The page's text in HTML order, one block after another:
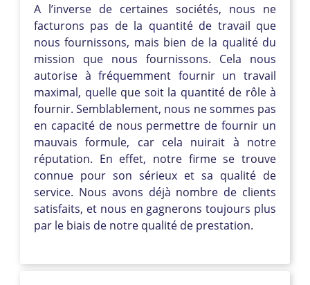
A l’inverse de certaines sociétés, nous ne
facturons pas de la quantité de travail que
nous fournissons, mais bien de la qualité du
mission que nous fournissons. Cela nous
autorise à fréquemment fournir un travail
maximal, quelle que soit la quantité de rôle à
fournir. Semblablement, nous ne sommes pas
en capacité de nous permettre de fournir un
mauvais formule, car cela nuirait à notre
réputation. En effet, notre firme se trouve
connue pour son sérieux et sa qualité de
service. Nous avons déjà nombre de clients
satisfaits, et nous en gagnerons toujours plus
par le biais de notre qualité de prestation.